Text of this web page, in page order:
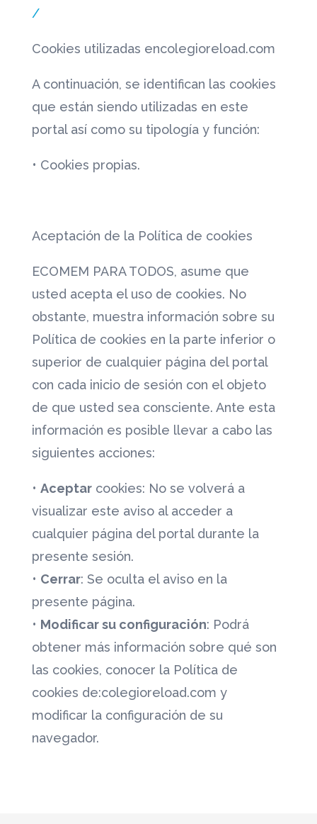
/
Cookies utilizadas encolegioreload.com
A continuación, se identifican las cookies
que están siendo utilizadas en este
portal así como su tipología y función:
• Cookies propias.
Aceptación de la Política de cookies
ECOMEM PARA TODOS, asume que
usted acepta el uso de cookies. No
obstante, muestra información sobre su
Política de cookies en la parte inferior o
superior de cualquier página del portal
con cada inicio de sesión con el objeto
de que usted sea consciente. Ante esta
información es posible llevar a cabo las
siguientes acciones:
• Aceptarcookies: No se volverá a
visualizar este aviso al acceder a
cualquier página del portal durante la
presente sesión.
• Cerrar: Se oculta el aviso en la
presente página.
• Modificar su configuración: Podrá
obtener más información sobre qué son
las cookies, conocer la Política de
cookies de:colegioreload.com y
modificar la configuración de su
navegador.